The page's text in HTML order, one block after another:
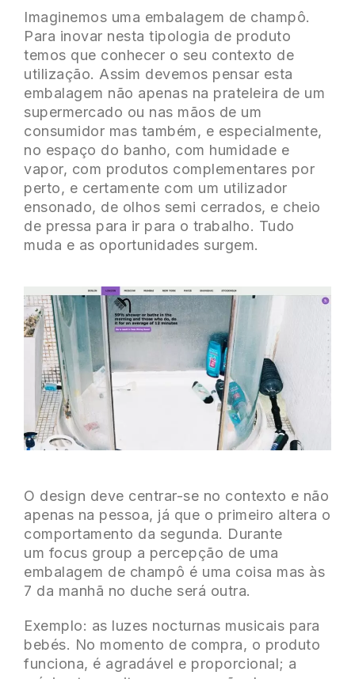
Imaginemos uma embalagem de champô.
Para inovar nesta tipologia de produto
temos que conhecer o seu contexto de
utilização. Assim devemos pensar esta
embalagem não apenas na prateleira de um
supermercado ou nas mãos de um
consumidor mas também, e especialmente,
no espaço do banho, com humidade e
vapor, com produtos complementares por
perto, e certamente com um utilizador
ensonado, de olhos semi cerrados, e cheio
de pressa para ir para o trabalho. Tudo
muda e as oportunidades surgem.
O design deve centrar-se no contexto e não
apenas na pessoa, já que o primeiro altera o
comportamento da segunda. Durante
um focus group a percepção de uma
embalagem de champô é uma coisa mas às
7 da manhã no duche será outra.
Exemplo: as luzes nocturnas musicais para
bebés. No momento de compra, o produto
funciona, é agradável e proporcional; a